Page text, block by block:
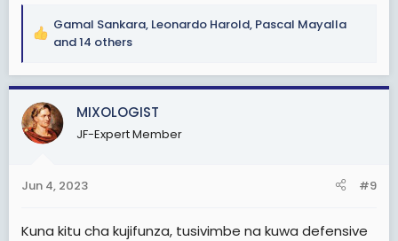
R
a
c
t
i
o
s
Gamal Sankara, Leonardo Harold, Pascal Mayalla
and 14 others
MIXOLOGIST
JF-Expert Member
Jun 4, 2023 #9
Kuna kitu cha kujifunza, tusivimbe na kuwa defensive